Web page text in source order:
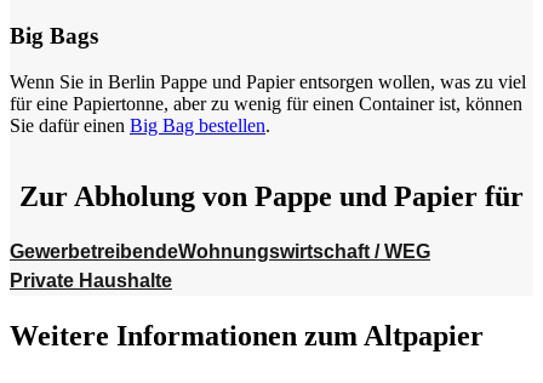
Big Bags
Wenn Sie in Berlin Pappe und Papier entsorgen wollen, was zu viel
für eine Papiertonne, aber zu wenig für einen Container ist, können
Sie dafür einen Big Bag bestellen.
Zur Abholung von Pappe und Papier für
GewerbetreibendeWohnungswirtschaft / WEG
Private Haushalte
Weitere Informationen zum Altpapier